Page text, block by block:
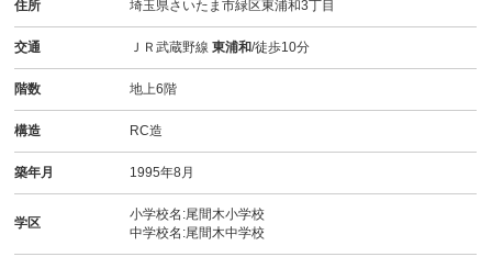
住所 埼玉県さいたま市緑区東浦和3丁目
交通 ＪＲ武蔵野線東浦和/徒歩10分
階数 地上6階
構造 RC造
築年月 1995年8月
学区
小学校名:尾間木小学校
中学校名:尾間木中学校